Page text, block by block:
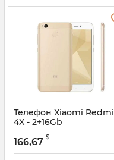
Телефон Xiaomi Redmi
4X - 2+16Gb
166,67 $